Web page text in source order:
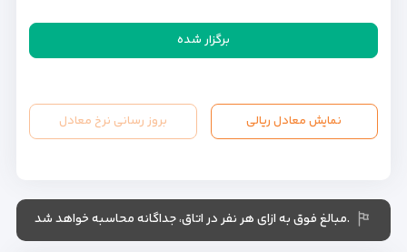
برگزار شده
نمایش معادل ریالی بروز رسانی نرخ معادل
.مبالغ فوق به ازای هر نفر در اتاق، جداگانه محاسبه خواهد شد